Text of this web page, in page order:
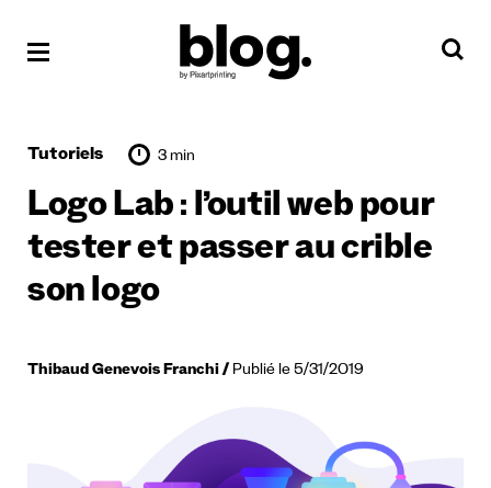
Tutoriels 3 min
Logo Lab : l’outil web pour
tester et passer au crible
son logo
Thibaud Genevois Franchi Publié le 5/31/2019